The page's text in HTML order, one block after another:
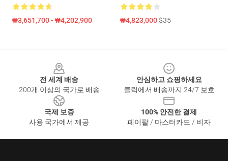
₩3,651,700 - ₩4,202,900 ₩4,823,000$35
전 세계 배송
200개 이상의 국가로 배송
안심하고 쇼핑하세요
클릭에서 배송까지 24/7 보호
국제 보증
사용 국가에서 제공
100% 안전한 결제
페이팔 / 마스터카드 / 비자